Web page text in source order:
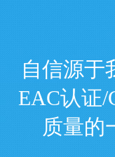
自信源于
EAC认证/
质量的